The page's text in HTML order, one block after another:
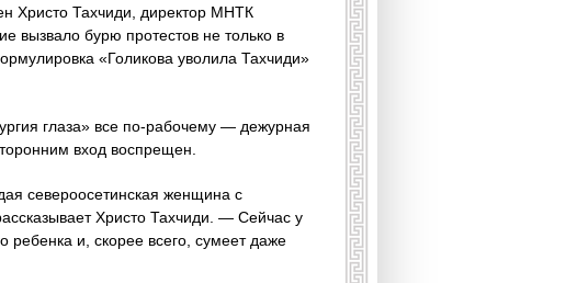
Христо Тахчиди, директор МНТК
вызвало бурю протестов не только в
«Голикова уволила Тахчиди»
глаза» все по-рабочему — дежурная
вход воспрещен.
северо­осетинская женщина с
Христо Тахчиди. — Сейчас у
ребенка и, скорее всего, сумеет даже